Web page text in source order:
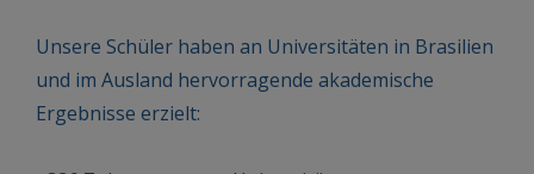
Unsere Schüler haben an Universitäten in Brasilien
und im Ausland hervorragende akademische
Ergebnisse erzielt: